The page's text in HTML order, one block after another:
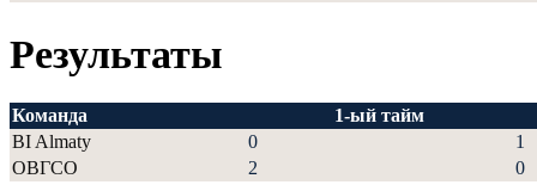
Результаты
Команда
1-ый тайм
BI Almaty
0
1
ОВГСО
2 0